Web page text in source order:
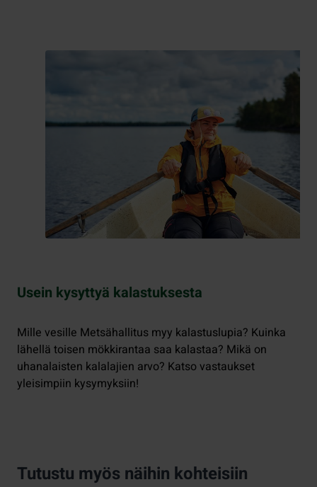
Usein kysyttyä kalastuksesta
Mille vesille Metsähallitus myy kalastuslupia? Kuinka
lähellä toisen mökkirantaa saa kalastaa? Mikä on
uhanalaisten kalalajien arvo? Katso vastaukset
yleisimpiin kysymyksiin!
Tutustu myös näihin kohteisiin